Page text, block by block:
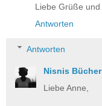
Liebe Grüße
Antworten
Antworten
Nisnis
Liebe Anne,